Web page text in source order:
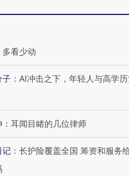
多看少动
子 ： AI冲击之下，年轻人与高学
： 耳闻目睹的几位律师
记 ： 长护险覆盖全国 筹资和服务